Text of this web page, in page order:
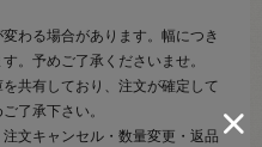
わる場合があります。幅につき
。予めご了承くださいませ。
共有しており、注文が確定して
了承下さい。
文キャンセル・数量変更・返品